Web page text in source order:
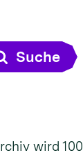
Suche
wird 100